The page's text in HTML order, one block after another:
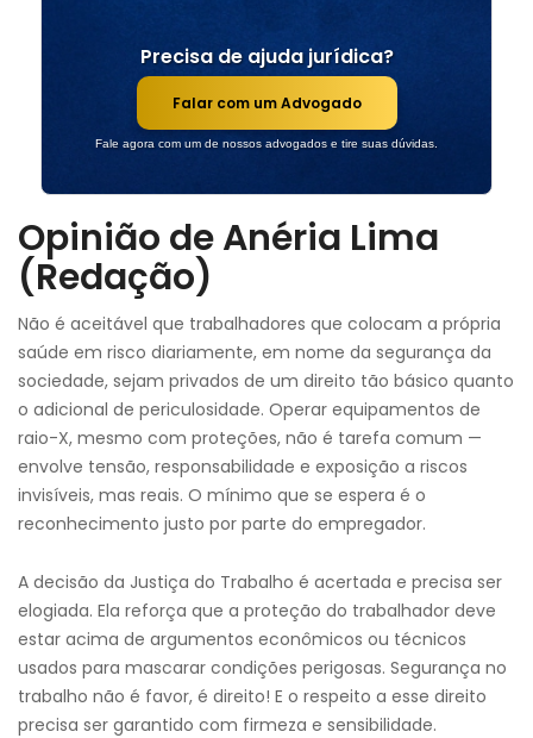
Precisa de ajuda jurídica?
Falar com um Advogado
Fale agora com um de nossos advogados e tire suas dúvidas.
Opinião de Anéria Lima
(Redação)
Não é aceitável que trabalhadores que colocam a própria
saúde em risco diariamente, em nome da segurança da
sociedade, sejam privados de um direito tão básico quanto
o adicional de periculosidade. Operar equipamentos de
raio-X, mesmo com proteções, não é tarefa comum —
envolve tensão, responsabilidade e exposição a riscos
invisíveis, mas reais. O mínimo que se espera é o
reconhecimento justo por parte do empregador.
A decisão da Justiça do Trabalho é acertada e precisa ser
elogiada. Ela reforça que a proteção do trabalhador deve
estar acima de argumentos econômicos ou técnicos
usados para mascarar condições perigosas. Segurança no
trabalho não é favor, é direito! E o respeito a esse direito
precisa ser garantido com firmeza e sensibilidade.